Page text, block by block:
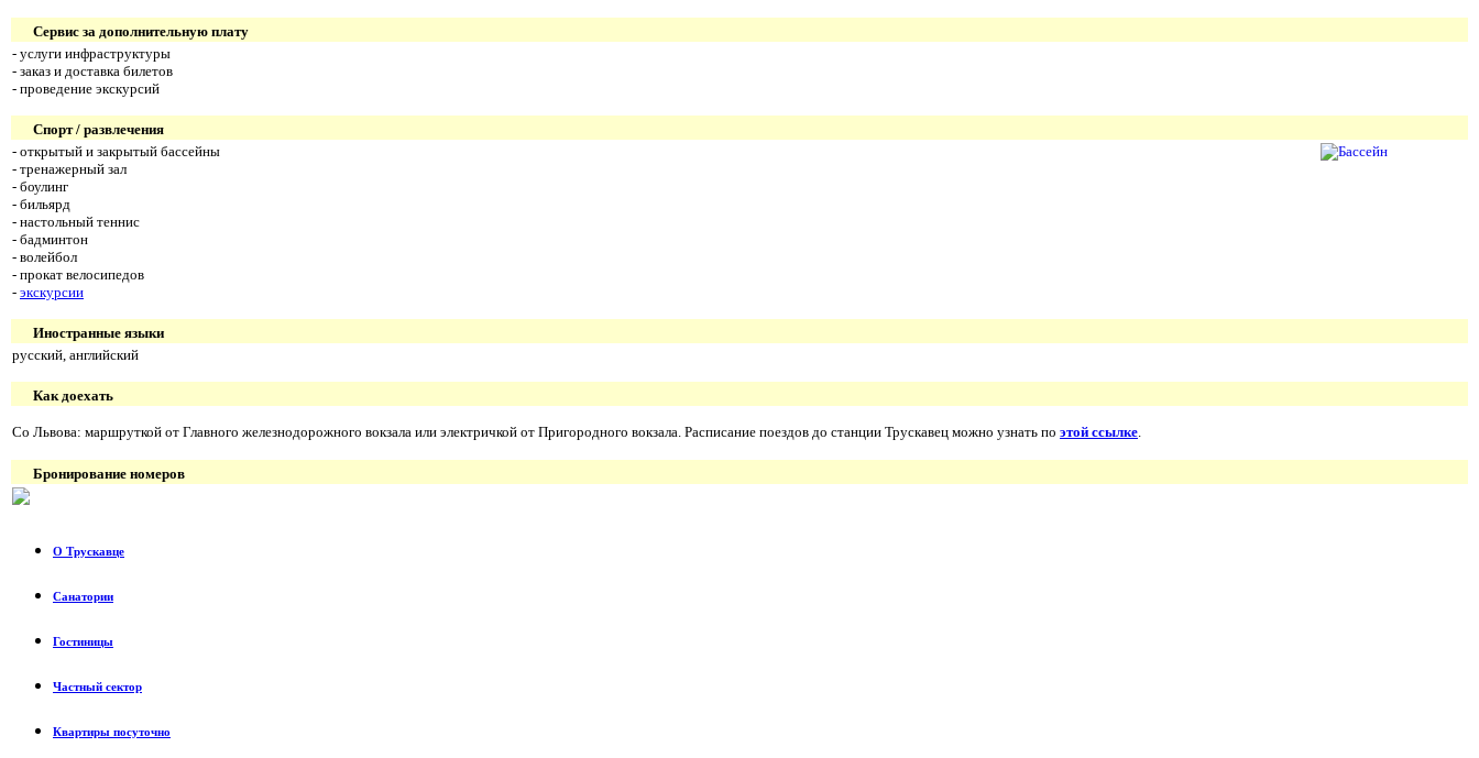
Сервис за дополнительную плату
- услуги инфраструктуры
- заказ и доставка билетов
- проведение экскурсий
Спорт / развлечения
- открытый и закрытый бассейны
- тренажерный зал
- боулинг
- бильярд
- настольный теннис
- бадминтон
- волейбол
- прокат велосипедов
- экскурсии
Иностранные языки
русский, английский
Как доехать
Со Львова: маршруткой от Главного железнодорожного вокзала или электричкой от Пригородного вокзала. Расписание поездов до станции Трускавец можно узнать по этой ссылке.
Бронирование номеров
О Трускавце
Санатории
Гостиницы
Частный сектор
Квартиры посуточно